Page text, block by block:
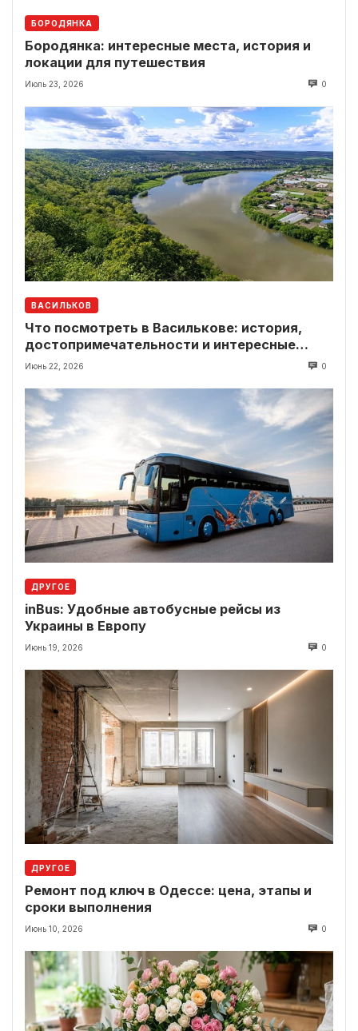
БОРОДЯНКА
Бородянка: интересные места, история и
локации для путешествия
Июль 23, 2026 0
ВАСИЛЬКОВ
Что посмотреть в Василькове: история,
достопримечательности и интересные
локации рядом
Июнь 22, 2026 0
ДРУГОЕ
inBus: Удобные автобусные рейсы из
Украины в Европу
Июнь 19, 2026 0
ДРУГОЕ
Ремонт под ключ в Одессе: цена, этапы и
сроки выполнения
Июнь 10, 2026 0